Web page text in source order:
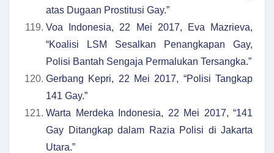
atas Dugaan Prostitusi Gay.”
Voa Indonesia, 22 Mei 2017, Eva Mazrieva,
“Koalisi LSM Sesalkan Penangkapan Gay,
Polisi Bantah Sengaja Permalukan Tersangka.”
Gerbang Kepri, 22 Mei 2017, “Polisi Tangkap
141 Gay.”
Warta Merdeka Indonesia, 22 Mei 2017, “141
Gay Ditangkap dalam Razia Polisi di Jakarta
Utara.”